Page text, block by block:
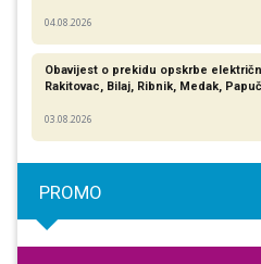
04.08.2026
Obavijest o prekidu opskrbe
Rakitovac, Bilaj, Ribnik, Medak,
03.08.2026
PROMO